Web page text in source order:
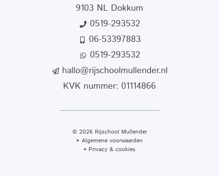
9103 NL Dokkum
0519-293532
06-53397883
0519-293532
hallo@rijschoolmullender.nl
KVK nummer: 01114866
© 2026 Rijschool Mullender
Algemene voorwaarden
Privacy & cookies